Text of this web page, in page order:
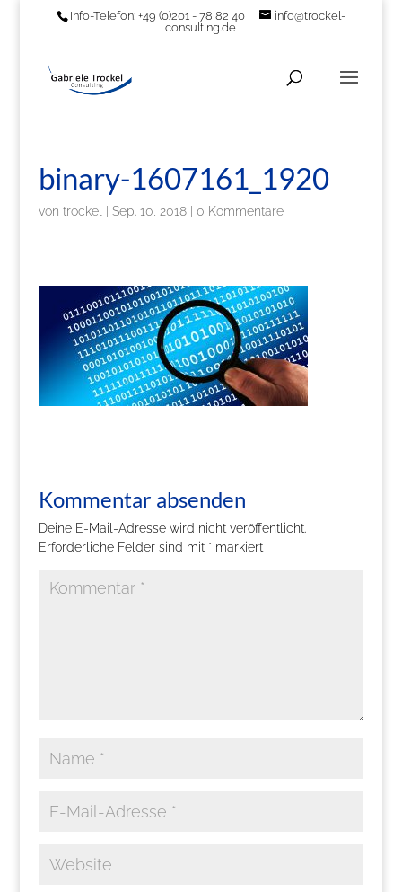
Info-Telefon: +49 (0)201 - 78 82 40
info@trockel-
consulting.de
binary-1607161_1920
von trockel Sep. 10, 2018| 0 Kommentare
Kommentar absenden
Deine E-Mail-Adresse wird nicht veröffentlicht.
Erforderliche Felder sind mit *markiert